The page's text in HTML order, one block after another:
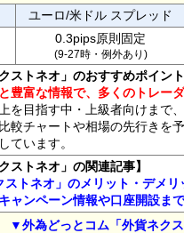
ユーロ/米ドル スプレッド
0.3pips原則固定
(9-27時・例外あり)
ストネオ」のおすすめポイント
豊富な情報で、多くのトレー
を目指す中・上級者向けまで
較チャートや相場の先行きを
ています。
ストネオ」の関連記事】
トネオ」のメリット・デメ
ャンペーン情報や口座開設ま
▼外為どっとコム「外貨ネク